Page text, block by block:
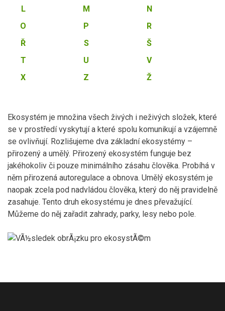
L
M
N
O
P
R
Ř
S
Š
T
U
V
X
Z Ž
Ekosystém je množina všech živých i neživých složek, které
se v prostředí vyskytují a které spolu komunikují a vzájemně
se ovlivňují. Rozlišujeme dva základní ekosystémy –
přirozený a umělý. Přirozený ekosystém funguje bez
jakéhokoliv či pouze minimálního zásahu člověka. Probíhá v
něm přirozená autoregulace a obnova. Umělý ekosystém je
naopak zcela pod nadvládou člověka, který do něj pravidelně
zasahuje. Tento druh ekosystému je dnes převažující.
Můžeme do něj zařadit zahrady, parky, lesy nebo pole.